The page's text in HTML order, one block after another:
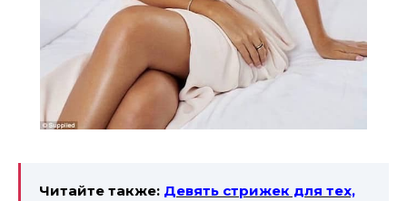
Читайте также: Девять стрижек для тех,